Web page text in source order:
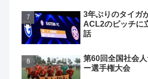
3年ぶりのタイガ
ACL2のピッチに
話
第60回全国社会
ー選手権大会